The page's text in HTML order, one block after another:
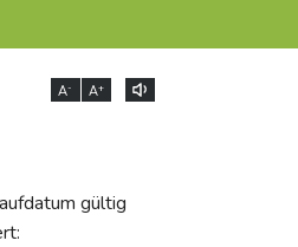
A- A+
gültig